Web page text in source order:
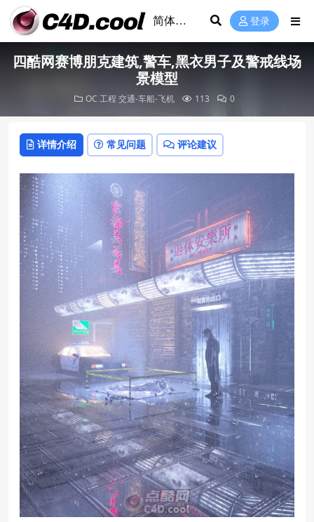
登录
四酷网赛博朋克建筑,警车,黑衣男子及警戒线场
景模型
OC 工程 交通-车船-飞机 113 0
详情介绍 常见问题 评论建议